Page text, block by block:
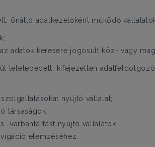
önálló adatkezelőként működő
adatok kérésére jogosult köz- vagy
letelepedett, kifejezetten
nyújtó vállalat;
társaságok
-karbantartást nyújtó vállalatok;
elemzéséhez.